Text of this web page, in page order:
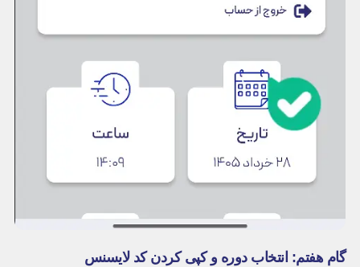
گام هفتم: انتخاب دوره و کپی کردن کد لایسنس